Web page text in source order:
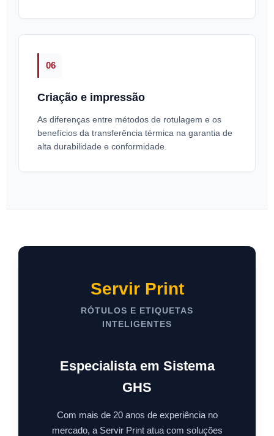
06
Criação e impressão
As diferenças entre métodos de rotulagem e os
benefícios da transferência térmica na garantia de
alta durabilidade e conformidade.
Servir Print
RÓTULOS E ETIQUETAS
INTELIGENTES
Especialista em Sistema
GHS
Com mais de 20 anos de experiência no
mercado, a Servir Print atua com soluções